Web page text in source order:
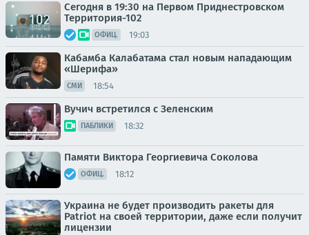
Сегодня в 19:30 на Первом Приднестровском
Территория-102
ОФИЦ. 19:03
Кабамба Калабатама стал новым нападающим
«Шерифа»
СМИ 18:54
Вучич встретился с Зеленским
ПАБЛИКИ 18:32
Памяти Виктора Георгиевича Соколова
ОФИЦ. 18:12
Украина не будет производить ракеты для
Patriot на своей территории, даже если получит
лицензии